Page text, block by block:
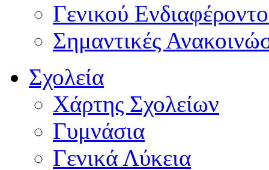
Γενικού
Σημαντικές
Σχολεία
Χάρτης Σχολείων
Γυμνάσια
Γενικά Λύκεια